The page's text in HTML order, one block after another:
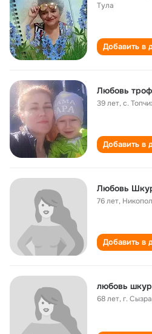
Тула
Добавить в
Любовь
39 лет,с.
Добавить в
Любовь
76 лет,
Добавить в
любовь
68 лет,г.